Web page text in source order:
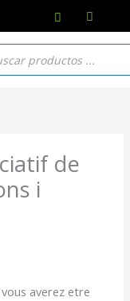
de
i
averez etre